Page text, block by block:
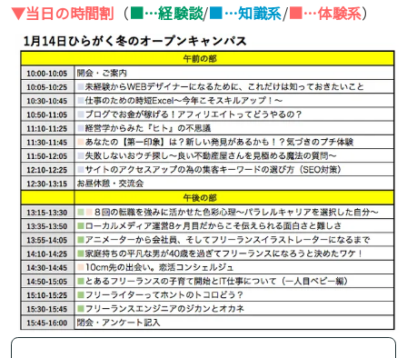
▼当日の時間割 （■…経験談/■…知識系/■…体験系）